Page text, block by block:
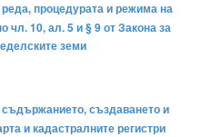
процедурата и режима на
чл. 10, ал. 5 и § 9 от Закона за
земи
създаването и
и кадастралните регистри